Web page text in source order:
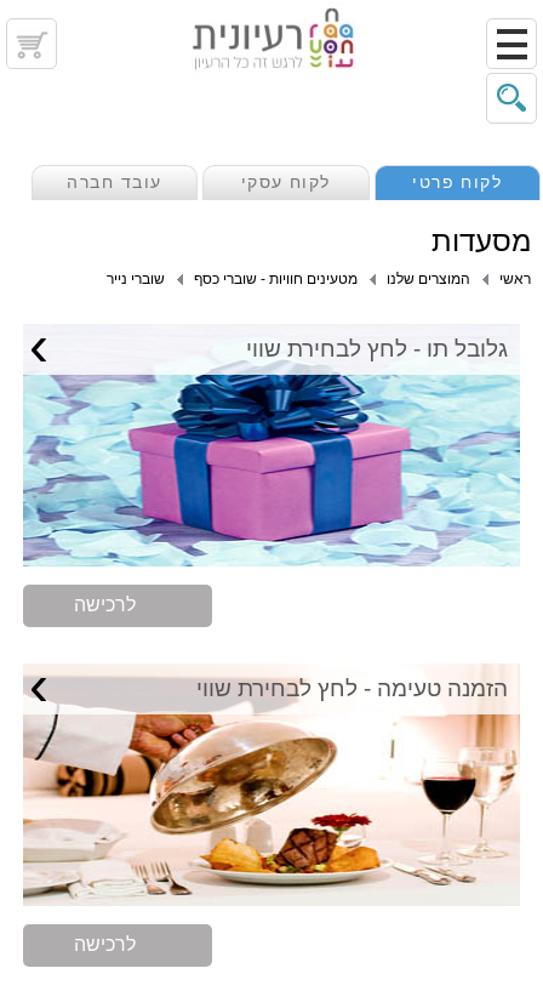
לקוח פרטי לקוח עסקי עובד חברה
מסעדות
ראשי המוצרים שלנו מטעינים חוויות - שוברי כסף שוברי נייר
גלובל תו - לחץ לבחירת שווי ›
לרכישה
הזמנה טעימה - לחץ לבחירת שווי ›
לרכישה